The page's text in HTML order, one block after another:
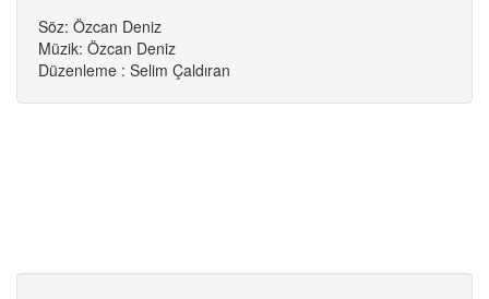
Söz: Özcan Deniz
Müzik: Özcan Deniz
Düzenleme : Selim Çaldıran